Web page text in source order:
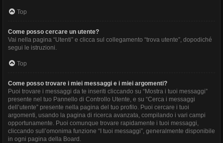
Top
Come posso cercare un utente?
Vai nella pagina “Utenti” e clicca sul collegamento “trova utente”, dopodiché
segui le istruzioni.
Top
Come posso trovare i miei messaggi e i miei argomenti?
Puoi trovare i messaggi da te inseriti cliccando su “Mostra i tuoi messaggi”
presente nel tuo Pannello di Controllo Utente, e su “Cerca i messaggi
dell’utente” presente nella pagina del tuo profilo. Puoi cercare i tuoi
argomenti, usando la pagina di ricerca avanzata, compilando i vari campi
opportunamente. Puoi comunque trovare rapidamente i tuoi messaggi,
cliccando sull’omonima funzione “I tuoi messaggi”, generalmente disponibile
in ogni pagina della Board.